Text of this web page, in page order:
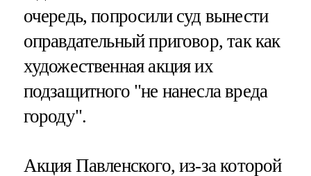
очередь, попросили суд вынести
оправдательный приговор, так как
художественная акция их
подзащитного "не нанесла вреда
городу".
Акция Павленского, из-за которой